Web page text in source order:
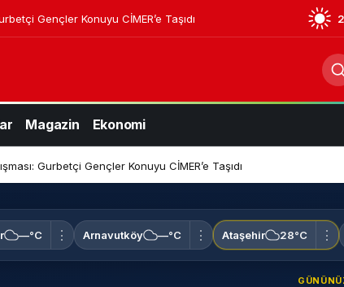
Gençler Konuyu CİMER’e Taşıdı
Magazin Ekonomi
Gündüz Modu
Gurbetçi Gençler Konuyu CİMER’e Taşıdı
—°C ⋮ Arnavutköy —°C ⋮ Ataşehir 28°C ⋮